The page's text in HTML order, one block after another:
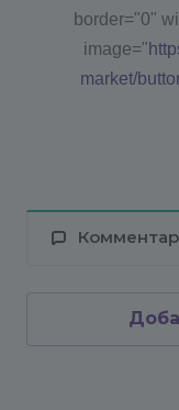
border="0"
image="
market/